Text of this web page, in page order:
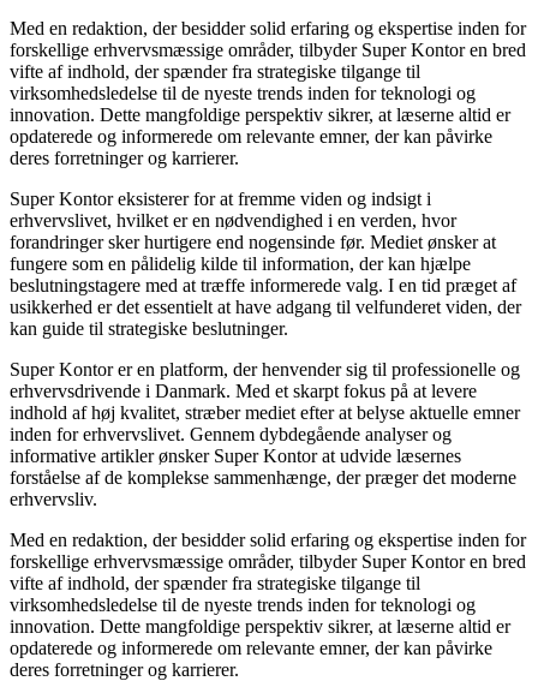
Med en redaktion, der besidder solid erfaring og ekspertise inden for
forskellige erhvervsmæssige områder, tilbyder Super Kontor en bred
vifte af indhold, der spænder fra strategiske tilgange til
virksomhedsledelse til de nyeste trends inden for teknologi og
innovation. Dette mangfoldige perspektiv sikrer, at læserne altid er
opdaterede og informerede om relevante emner, der kan påvirke
deres forretninger og karrierer.
Super Kontor eksisterer for at fremme viden og indsigt i
erhvervslivet, hvilket er en nødvendighed i en verden, hvor
forandringer sker hurtigere end nogensinde før. Mediet ønsker at
fungere som en pålidelig kilde til information, der kan hjælpe
beslutningstagere med at træffe informerede valg. I en tid præget af
usikkerhed er det essentielt at have adgang til velfunderet viden, der
kan guide til strategiske beslutninger.
Super Kontor er en platform, der henvender sig til professionelle og
erhvervsdrivende i Danmark. Med et skarpt fokus på at levere
indhold af høj kvalitet, stræber mediet efter at belyse aktuelle emner
inden for erhvervslivet. Gennem dybdegående analyser og
informative artikler ønsker Super Kontor at udvide læsernes
forståelse af de komplekse sammenhænge, der præger det moderne
erhvervsliv.
Med en redaktion, der besidder solid erfaring og ekspertise inden for
forskellige erhvervsmæssige områder, tilbyder Super Kontor en bred
vifte af indhold, der spænder fra strategiske tilgange til
virksomhedsledelse til de nyeste trends inden for teknologi og
innovation. Dette mangfoldige perspektiv sikrer, at læserne altid er
opdaterede og informerede om relevante emner, der kan påvirke
deres forretninger og karrierer.